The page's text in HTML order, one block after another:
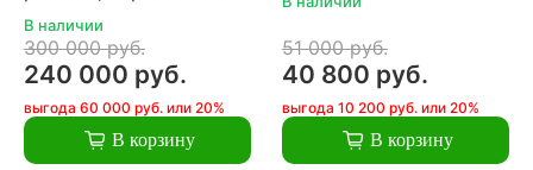
В наличии
300 000 руб.
240 000 руб.
выгода 60 000 руб. или 20%
В корзину
51 000 руб.
40 800 руб.
выгода 10 200 руб. или 20%
В корзину